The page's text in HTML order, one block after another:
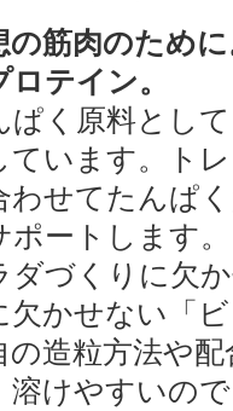
の筋肉のため
ロテイン。
ぱく原料とし
ています。ト
わせてたんぱ
ポートします。
ダづくりに欠
欠かせない「
の造粒方法や
溶けやすいの